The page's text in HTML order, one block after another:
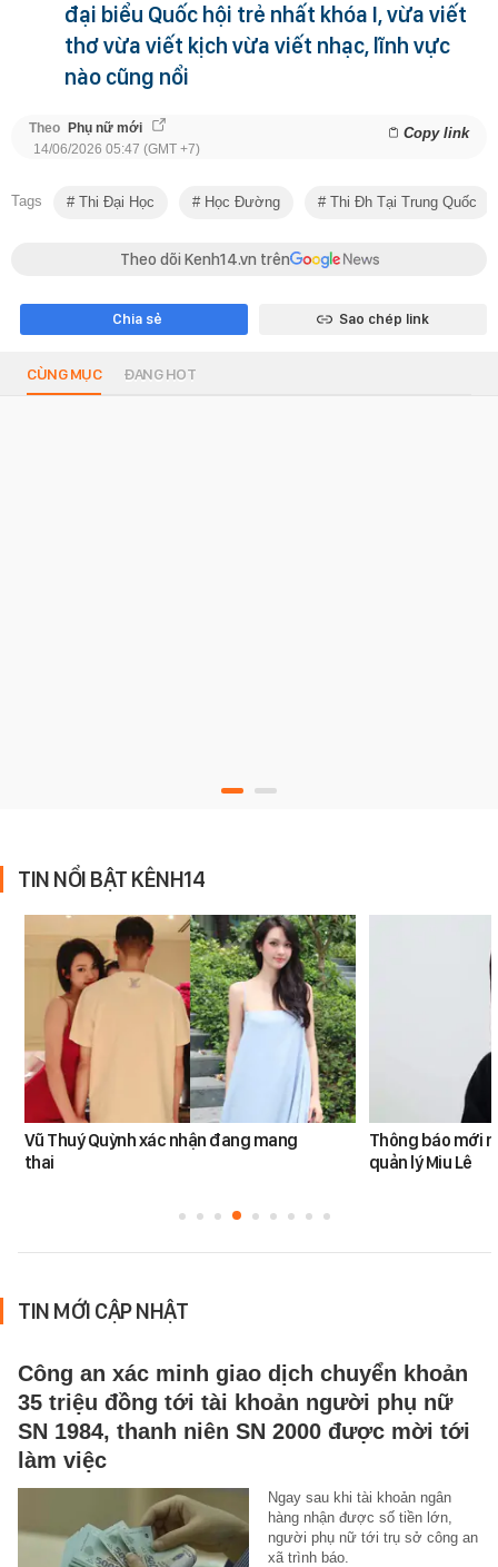
đại biểu Quốc hội trẻ nhất khóa I, vừa viết
thơ vừa viết kịch vừa viết nhạc, lĩnh vực
nào cũng nổi
Theo Phụ nữ mới Copy link
14/06/2026 05:47 (GMT +7)
Tags Thi Đại Học Học Đường Thi Đh Tại Trung Quốc
Theo dõi Kenh14.vn trên
Chia sẻ Sao chép link
CÙNG MỤC ĐANG HOT
TIN NỔI BẬT KÊNH14
Vũ Thuý Quỳnh xác nhận đang mang
thai
Thông báo mới
quản lý Miu Lê
TIN MỚI CẬP NHẬT
Công an xác minh giao dịch chuyển khoản
35 triệu đồng tới tài khoản người phụ nữ
SN 1984, thanh niên SN 2000 được mời tới
làm việc
Ngay sau khi tài khoản ngân
hàng nhận được số tiền lớn,
người phụ nữ tới trụ sở công an
xã trình báo.